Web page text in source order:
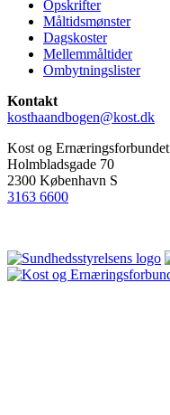
Opskrifter
Måltidsmønster
Dagskoster
Mellemmåltider
Ombytningslister
Kontakt
kosthaandbogen@kost.dk
Kost og Ernæringsforbundet
Holmbladsgade 70
2300 København S
3163 6600